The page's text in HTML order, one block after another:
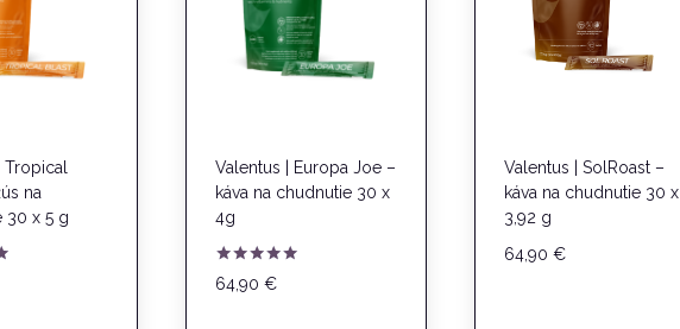
na
30 x 5 g
Valentus | Europa Joe –
káva na chudnutie 30 x
4g
Hodnotenie
5.00
64,90€
Valentus | SolRoast –
káva na chudnutie 30 x
3,92 g
64,90€